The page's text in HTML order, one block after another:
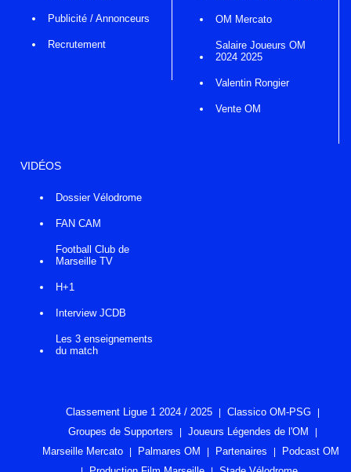
Publicité / Annonceurs
Recrutement
OM Mercato
Salaire Joueurs OM
2024 2025
Valentin Rongier
Vente OM
VIDÉOS
Dossier Vélodrome
FAN CAM
Football Club de
Marseille TV
H+1
Interview JCDB
Les 3 enseignements
du match
Classement Ligue 1 2024 / 2025
Classico OM-PSG
Groupes de Supporters
Joueurs Légendes de l'OM
Marseille Mercato
Palmares OM Partenaires
Podcast OM